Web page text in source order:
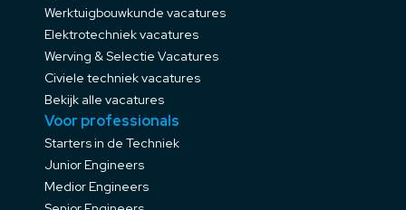
Werktuigbouwkunde vacatures
Elektrotechniek vacatures
Werving & Selectie Vacatures
Civiele techniek vacatures
Bekijk alle vacatures
Voor professionals
Starters in de Techniek
Junior Engineers
Medior Engineers